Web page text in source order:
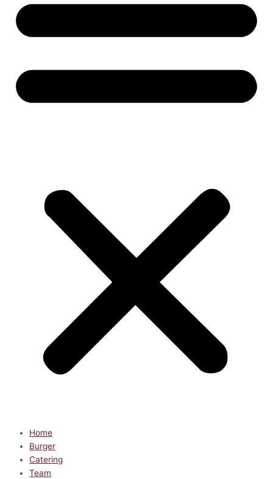
Home
Burger
Catering
Team